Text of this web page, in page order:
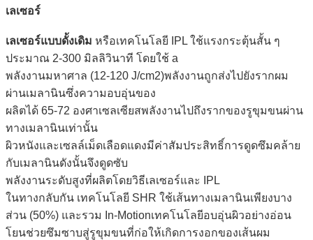
เลเซอร์
เลเซอร์แบบดั้งเดิม หรือเทคโนโลยี IPL ใช้แรงกระตุ้นสั้น ๆ
ประมาณ 2-300 มิลลิวินาที โดยใช้ a
พลังงานมหาศาล (12-120 J/cm2)พลังงานถูกส่งไปยังรากผม
ผ่านเมลานินซึ่งความอบอุ่นของ
ผลิตได้ 65-72 องศาเซลเซียสพลังงานไปถึงรากของรูขุมขนผ่าน
ทางเมลานินเท่านั้น
ผิวหนังและเซลล์เม็ดเลือดแดงมีค่าสัมประสิทธิ์การดูดซึมคล้าย
กับเมลานินดังนั้นจึงดูดซับ
พลังงานระดับสูงที่ผลิตโดยวิธีเลเซอร์และ IPL
ในทางกลับกัน เทคโนโลยี SHR ใช้เส้นทางเมลานินเพียงบาง
ส่วน (50%) และรวม In-Motionเทคโนโลยีอบอุ่นผิวอย่างอ่อน
โยนช่วยซึมซาบสู่รูขุมขนที่ก่อให้เกิดการงอกของเส้นผม